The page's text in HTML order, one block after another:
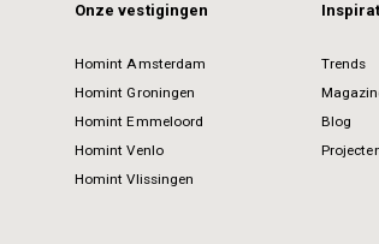
Onze vestigingen
Homint Amsterdam
Homint Groningen
Homint Emmeloord
Homint Venlo
Homint Vlissingen
Trends
Blog